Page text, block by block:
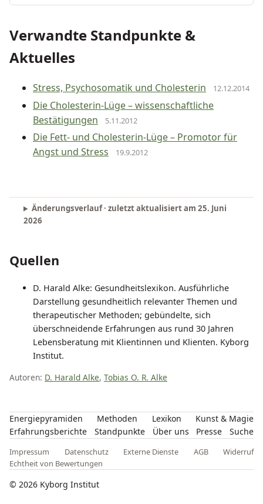
Verwandte Standpunkte &
Aktuelles
Stress, Psychosomatik und Cholesterin 12.12.2014
Die Cholesterin-Lüge – wissenschaftliche
Bestätigungen
5.11.2012
Die Fett- und Cholesterin-Lüge – Promotor für
Angst und Stress
19.9.2012
Änderungsverlauf · zuletzt aktualisiert am 25. Juni
2026
Quellen
D. Harald Alke: Gesundheitslexikon. Ausführliche
Darstellung gesundheitlich relevanter Themen und
therapeutischer Methoden; gebündelte, sich
überschneidende Erfahrungen aus rund 30 Jahren
Lebensberatung mit Klientinnen und Klienten. Kyborg
Institut.
Autoren: D. Harald Alke, Tobias O. R. Alke
Energiepyramiden Methoden Lexikon
Kunst & Magie
Erfahrungsberichte
Standpunkte Über uns Presse Suche
Impressum Datenschutz Externe Dienste AGB
Widerruf
Echtheit von Bewertungen
© 2026 Kyborg Institut